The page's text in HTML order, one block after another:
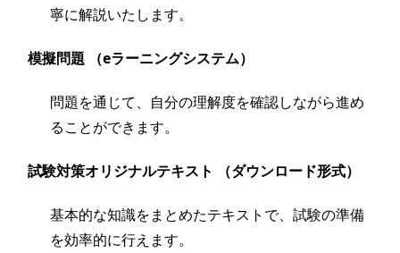
寧に解説いたします。
模擬問題 （eラーニングシステム）
問題を通じて、自分の理解度を確認しながら進め
ることができます。
試験対策オリジナルテキスト （ダウンロード形式）
基本的な知識をまとめたテキストで、試験の準備
を効率的に行えます。